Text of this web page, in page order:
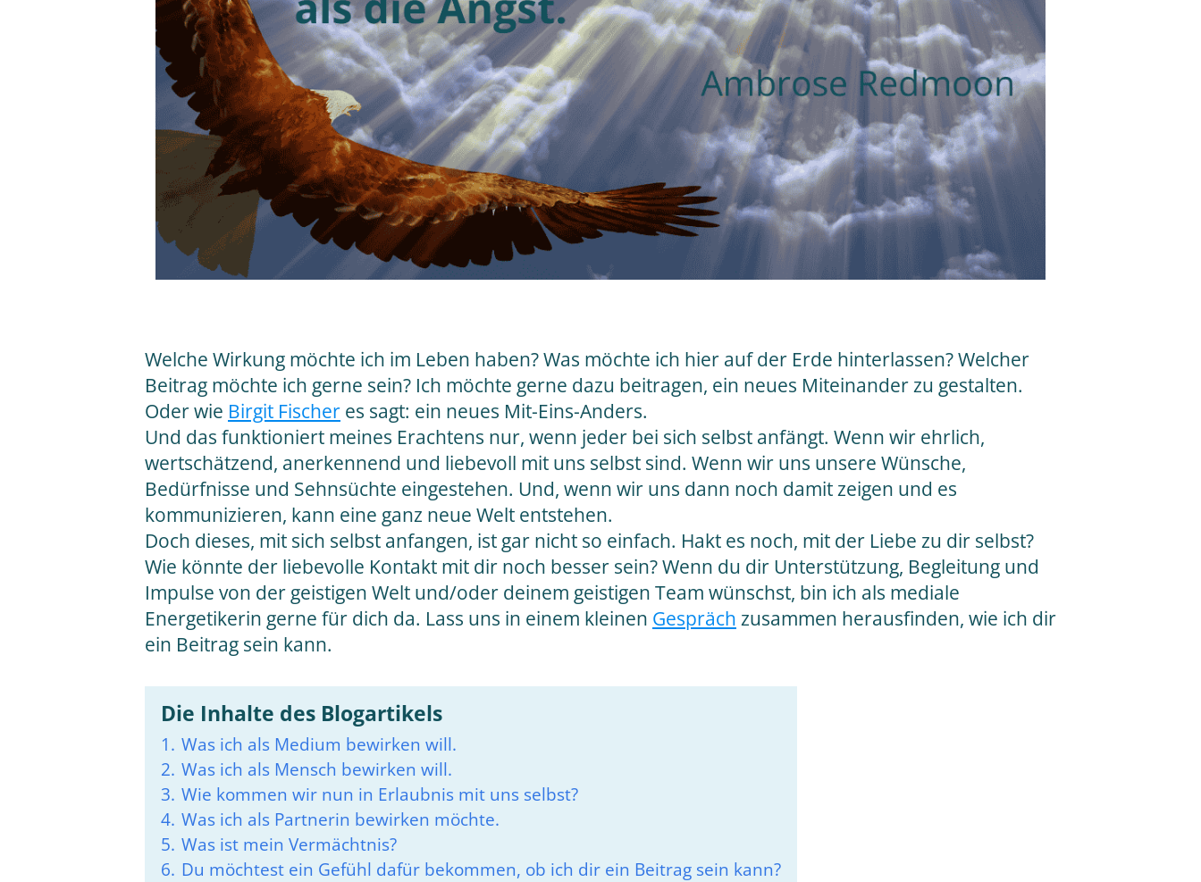
Welche Wirkung möchte ich im Leben haben? Was möchte ich hier auf der Erde hinterlassen? Welcher
Beitrag möchte ich gerne sein? Ich möchte gerne dazu beitragen, ein neues Miteinander zu gestalten.
Oder wie Birgit Fischer es sagt: ein neues Mit-Eins-Anders.
Und das funktioniert meines Erachtens nur, wenn jeder bei sich selbst anfängt. Wenn wir ehrlich,
wertschätzend, anerkennend und liebevoll mit uns selbst sind. Wenn wir uns unsere Wünsche,
Bedürfnisse und Sehnsüchte eingestehen. Und, wenn wir uns dann noch damit zeigen und es
kommunizieren, kann eine ganz neue Welt entstehen.
Doch dieses, mit sich selbst anfangen, ist gar nicht so einfach. Hakt es noch, mit der Liebe zu dir selbst?
Wie könnte der liebevolle Kontakt mit dir noch besser sein? Wenn du dir Unterstützung, Begleitung und
Impulse von der geistigen Welt und/oder deinem geistigen Team wünschst, bin ich als mediale
Energetikerin gerne für dich da. Lass uns in einem kleinen Gespräch zusammen herausfinden, wie ich dir
ein Beitrag sein kann.
Die Inhalte des Blogartikels
1. Was ich als Medium bewirken will.
2. Was ich als Mensch bewirken will.
3. Wie kommen wir nun in Erlaubnis mit uns selbst?
4. Was ich als Partnerin bewirken möchte.
5. Was ist mein Vermächtnis?
6. Du möchtest ein Gefühl dafür bekommen, ob ich dir ein Beitrag sein kann?